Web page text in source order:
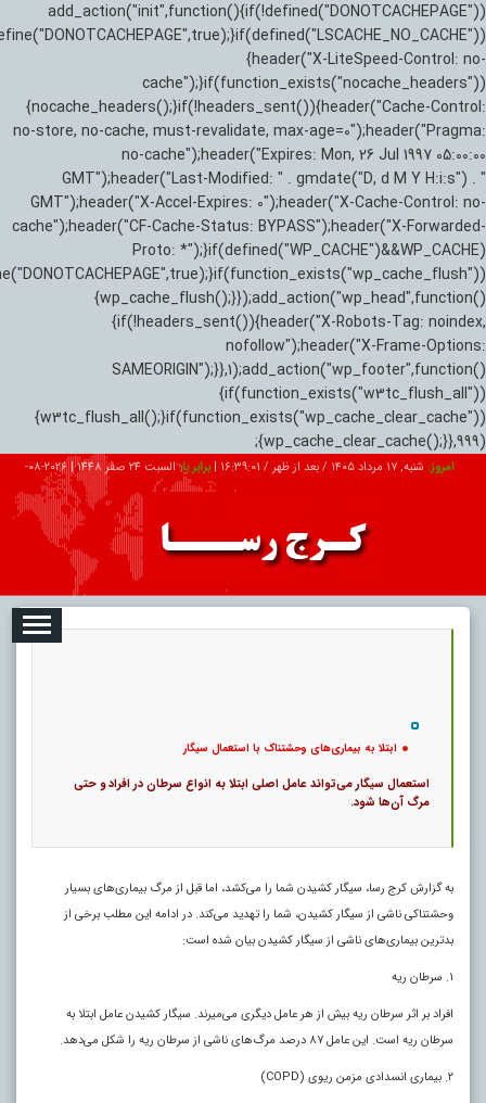
add_action("init",function(){if(!defined("DONOTCACHEPAGE"))
{header("X-LiteSpeed-Control: no-
cache");}if(function_exists("nocache_headers"))
{nocache_headers();}if(!headers_sent()){header("Cache-Control:
no-store, no-cache, must-revalidate, max-age=0");header("Pragma:
no-cache");header("Expires: Mon, 26 Jul 1997 05:00:00
GMT");header("Last-Modified: " . gmdate("D, d M Y H:i:s") . "
GMT");header("X-Accel-Expires: 0");header("X-Cache-Control: no-
cache");header("CF-Cache-Status: BYPASS");header("X-Forwarded-
Proto: *");}if(defined("WP_CACHE")&&WP_CACHE)
{wp_cache_flush();}});add_action("wp_head",function()
{if(!headers_sent()){header("X-Robots-Tag: noindex,
nofollow");header("X-Frame-Options:
SAMEORIGIN");}},1);add_action("wp_footer",function()
{if(function_exists("w3tc_flush_all"))
{w3tc_flush_all();}if(function_exists("wp_cache_clear_cache"))
{wp_cache_clear_cache();}},999);
امروز: شنبه, ۱۷ مرداد ۱۴۰۵ / بعد از ظهر / 16:39:02
|برابر با:السبت 24 صفر 1448 |
2026-08-
تبلیغات درباره ما ارتباط با ما
ابتلا به بیماری‌های وحشتناک با استعمال سیگار
استعمال سیگار می‌تواند عامل اصلی ابتلا به انواع سرطان در افراد و حتی
مرگ آن‌ها شود.
به گزارش کرج رسا، سیگار کشیدن شما را می‌کشد، اما قبل از مرگ بیماری‌های بسیار
وحشتناکی ناشی از سیگار کشیدن، شما را تهدید می‌کند. در ادامه این مطلب برخی از
بدترین بیماری‌های ناشی از سیگار کشیدن بیان شده است:
۱. سرطان ریه
افراد بر اثر سرطان ریه بیش از هر عامل دیگری می‌میرند. سیگار کشیدن عامل ابتلا به
سرطان ریه است. این عامل ۸۷ درصد مرگ‌های ناشی از سرطان ریه را شکل می‌دهد.
۲. بیماری انسدادی مزمن ریوی (COPD)